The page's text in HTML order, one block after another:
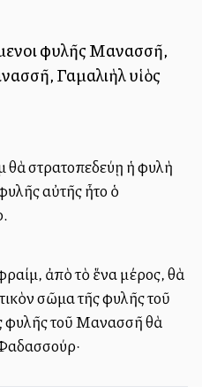
φυλῆς Μανασσῆ,
Γαμαλιὴλ υἱὸς
στρατοπεδεύῃ ἡ φυλὴ
αὐτῆς ἦτο ὁ
ἀπὸ τὸ ἕνα μέρος, θὰ
σῶμα τῆς φυλῆς τοῦ
φυλῆς τοῦ Μανασσῆ θὰ